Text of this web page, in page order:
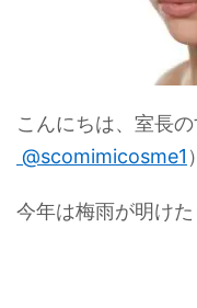
こんにちは、室長
@scomimicosme1
今年は梅雨が明けた